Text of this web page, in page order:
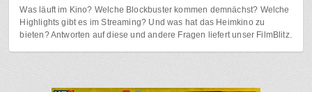
Was läuft im Kino? Welche Blockbuster kommen demnächst? Welche
Highlights gibt es im Streaming? Und was hat das Heimkino zu
bieten? Antworten auf diese und andere Fragen liefert unser FilmBlitz.